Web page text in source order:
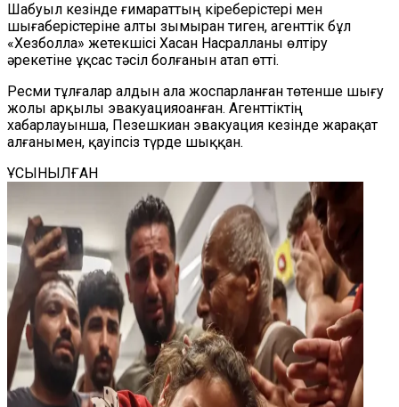
Шабуыл кезінде ғимараттың кіреберістері мен
шығаберістеріне алты зымыран тиген, агенттік бұл
«Хезболла» жетекшісі Хасан Насралланы өлтіру
әрекетіне ұқсас тәсіл болғанын атап өтті.
Ресми тұлғалар алдын ала жоспарланған төтенше шығу
жолы арқылы эвакуацияоанған. Агенттіктің
хабарлауынша, Пезешкиан эвакуация кезінде жарақат
алғанымен, қауіпсіз түрде шыққан.
ҰСЫНЫЛҒАН